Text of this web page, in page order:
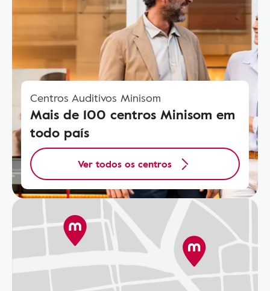
Centros Auditivos Minisom
Mais de 100 centros Minisom em
todo país
Ver todos os centros